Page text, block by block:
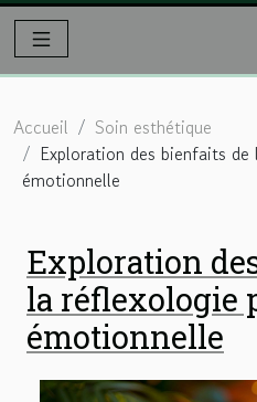
Accueil
Soin esthétique
Exploration des bienfaits
émotionnelle
Exploration
la réflexologie
émotionnelle